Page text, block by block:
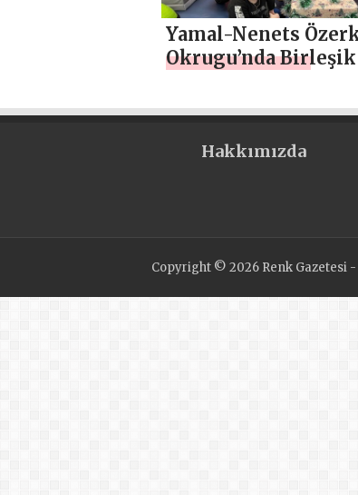
Yamal-Nenets
Okrugu’nda Birleşik
çocuklara yönelik
Hakkımızda
Copyright © 2026 Renk Gazetesi -